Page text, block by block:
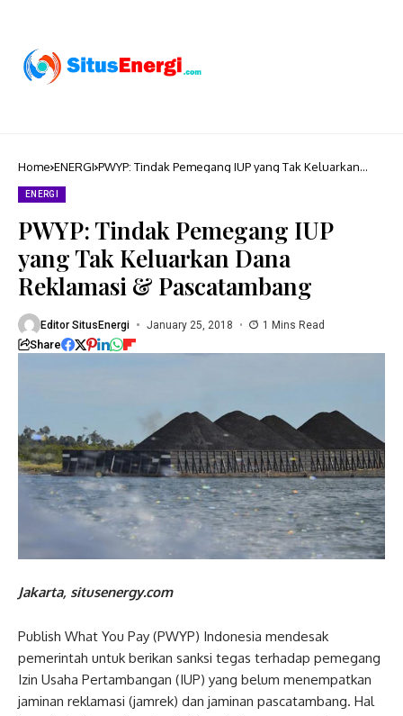
Home ENERGI PWYP: Tindak Pemegang IUP yang Tak Keluarkan
ENERGI
PWYP: Tindak Pemegang IUP
yang Tak Keluarkan Dana
Reklamasi & Pascatambang
Editor SitusEnergi January 25, 2018 1 Mins Read
Share
Jakarta, situsenergy.com
Publish What You Pay (PWYP) Indonesia mendesak
pemerintah untuk berikan sanksi tegas terhadap pemegang
Izin Usaha Pertambangan (IUP) yang belum menempatkan
jaminan reklamasi (jamrek) dan jaminan pascatambang. Hal